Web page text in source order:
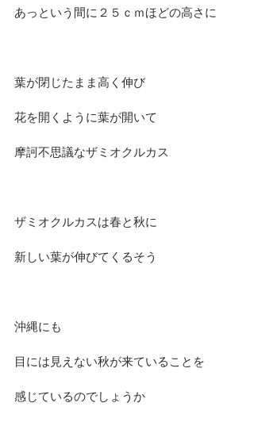
あっという間に２５ｃｍほどの高さに
葉が閉じたまま高く伸び
花を開くように葉が開いて
摩訶不思議なザミオクルカス
ザミオクルカスは春と秋に
新しい葉が伸びてくるそう
沖縄にも
目には見えない秋が来ていることを
感じているのでしょうか